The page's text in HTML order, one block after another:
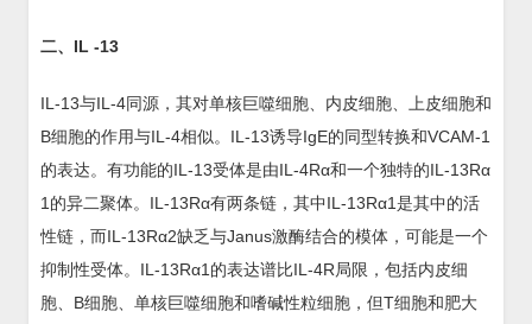
二、IL -13
IL-13与IL-4同源，其对单核巨噬细胞、内皮细胞、上皮细胞和
B细胞的作用与IL-4相似。IL-13诱导IgE的同型转换和VCAM-1
的表达。有功能的IL-13受体是由IL-4Rα和一个独特的IL-13Rα
1的异二聚体。IL-13Rα有两条链，其中IL-13Rα1是其中的活
性链，而IL-13Rα2缺乏与Janus激酶结合的模体，可能是一个
抑制性受体。IL-13Rα1的表达谱比IL-4R局限，包括内皮细
胞、B细胞、单核巨噬细胞和嗜碱性粒细胞，但T细胞和肥大